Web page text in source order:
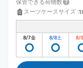
保管できる荷物数
スーツケースサイズ :
8/7金 8/8土 8/9